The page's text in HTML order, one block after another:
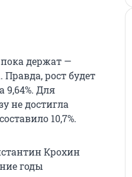
держат —
рост будет
Для
не достигла
10,7%.
Крохин
годы